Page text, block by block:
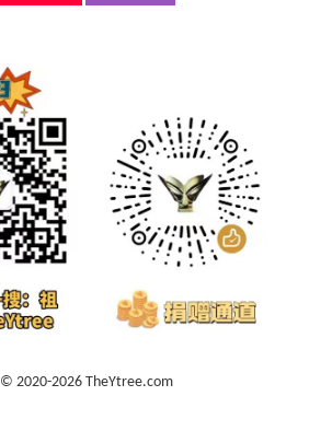
© 2020-2026 TheYtree.com